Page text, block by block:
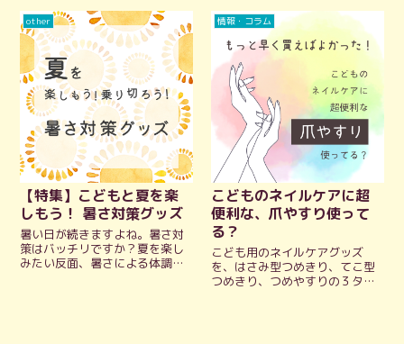
す。 公式HPにリンクしているの
で、気になるデザインや大き
さ、使い方など、公式情報をパ
ッとチェックできます。
ゼ、ボディソープ、バスタオ
ル、湯温計などの沐浴グッズか
ら、ワンオペお風呂に便利なグ
ッズまで。 出産準備中の方も、
子育て中の方もぜひチェックし
てみて。
other
【特集】こどもと夏を楽
しもう！ 暑さ対策グッズ
暑い日が続きますよね。暑さ対
策はバッチリですか？夏を楽し
みたい反面、暑さによる体調不
情報・コラム
こどものネイルケアに超
便利な、爪やすり使って
る？
こども用のネイルケアグッズ
を、はさみ型つめきり、てこ型
つめきり、つめやすりの３タイ